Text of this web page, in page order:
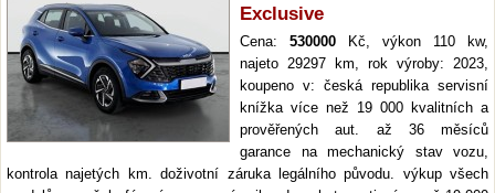
Exclusive
Cena: 530000 Kč, výkon 110 kw,
najeto 29297 km, rok výroby: 2023,
koupeno v: česká republika servisní
knížka více než 19 000 kvalitních a
prověřených aut. až 36 měsíců
garance na mechanický stav vozu,
kontrola najetých km. doživotní záruka legálního původu. výkup všech